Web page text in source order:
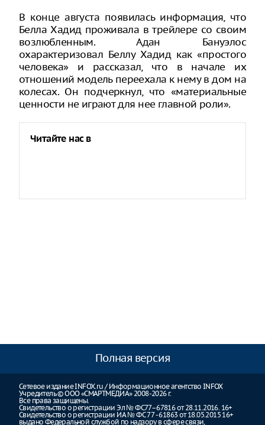
В конце августа появилась информация, что
Белла Хадид проживала в трейлере со своим
возлюбленным. Адан Бануэлос
охарактеризовал Беллу Хадид как «простого
человека» и рассказал, что в начале их
отношений модель переехала к нему в дом на
колесах. Он подчеркнул, что «материальные
ценности не играют для нее главной роли».
Читайте нас в
Полная версия
Сетевое издание INFOX.ru / Информационное агентство INFOX
Учредитель © ООО «СМАРТМЕДИА» 2008-2026 г.
Все права защищены.
Свидетельство о регистрации Эл № ФС77–67816 от 28.11.2016. 16+
Свидетельство о регистрации ИА № ФС 77 - 61863 от 18.05.2015 16+
выдано Федеральной службой по надзору в сфере связи,